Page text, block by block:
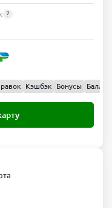
?
Кэшбэк Бонусы Баллы